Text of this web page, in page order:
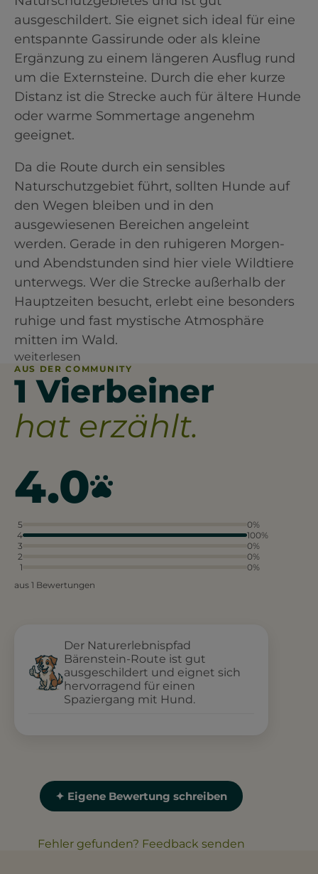
ausgeschildert. Sie eignet sich ideal für eine
entspannte Gassirunde oder als kleine
Ergänzung zu einem längeren Ausflug rund
um die Externsteine. Durch die eher kurze
Distanz ist die Strecke auch für ältere Hunde
oder warme Sommertage angenehm
geeignet.
Da die Route durch ein sensibles
Naturschutzgebiet führt, sollten Hunde auf
den Wegen bleiben und in den
ausgewiesenen Bereichen angeleint
werden. Gerade in den ruhigeren Morgen-
und Abendstunden sind hier viele Wildtiere
unterwegs. Wer die Strecke außerhalb der
Hauptzeiten besucht, erlebt eine besonders
ruhige und fast mystische Atmosphäre
mitten im Wald.
weiterlesen
AUS DER COMMUNITY
1 Vierbeiner
hat erzählt.
4.0
5
0%
4
100%
3
0%
2
0%
1
0%
aus 1 Bewertungen
Der Naturerlebnispfad
Bärenstein-Route ist gut
ausgeschildert und eignet sich
hervorragend für einen
Spaziergang mit Hund.
✦ Eigene Bewertung schreiben
Fehler gefunden? Feedback senden